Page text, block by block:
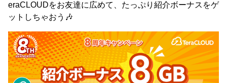
eraCLOUDをお友達に広めて、たっぷり紹介ボーナスをゲ
ットしちゃおう🎶